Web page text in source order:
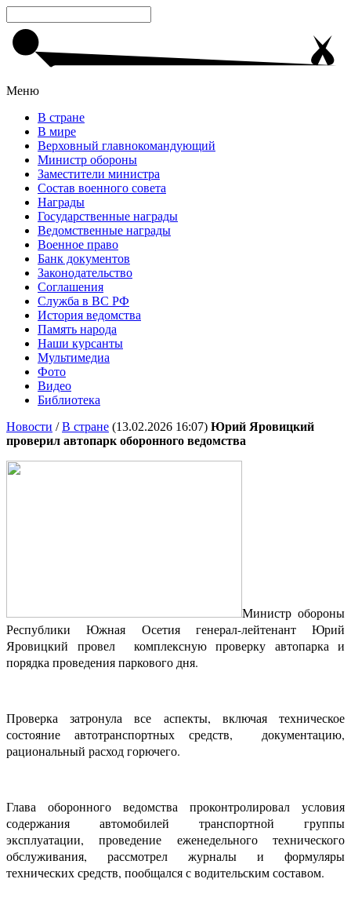
Меню
В стране
В мире
Верховный главнокомандующий
Министр обороны
Заместители министра
Состав военного совета
Награды
Государственные награды
Ведомственные награды
Военное право
Банк документов
Законодательство
Соглашения
Служба в ВС РФ
История ведомства
Память народа
Наши курсанты
Мультимедиа
Фото
Видео
Библиотека
Новости /В стране (13.02.2026 16:07) Юрий Яровицкий
проверил автопарк оборонного ведомства
Министр обороны
Республики Южная Осетия генерал-лейтенант Юрий
Яровицкий провел комплексную проверку автопарка и
порядка проведения паркового дня.
Проверка затронула все аспекты, включая техническое
состояние автотранспортных средств, документацию,
рациональный расход горючего.
Глава оборонного ведомства проконтролировал условия
содержания автомобилей транспортной группы
эксплуатации, проведение еженедельного технического
обслуживания, рассмотрел журналы и формуляры
технических средств, пообщался с водительским составом.